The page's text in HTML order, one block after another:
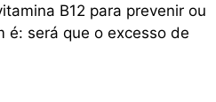
B12 para prevenir ou
é: será que o excesso de